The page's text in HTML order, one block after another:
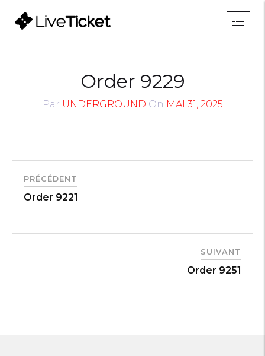
Order 9229
Par UNDERGROUND On MAI 31, 2025
PRÉCÉDENT
Order 9221
SUIVANT
Order 9251